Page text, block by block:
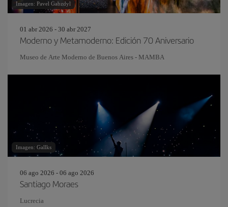
Imagen: Pavel Gabzdyl
01 abr 2026 - 30 abr 2027
Moderno y Metamoderno: Edición 70 Aniversario
Museo de Arte Moderno de Buenos Aires - MAMBA
Imagen: Gallks
06 ago 2026 - 06 ago 2026
Santiago Moraes
Lucrecia